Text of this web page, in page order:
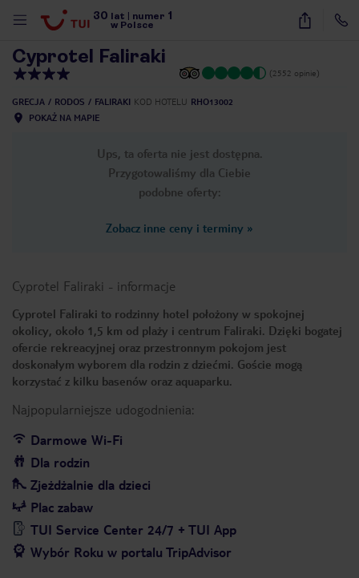
30 lat numer 1
w Polsce
50
Cyprotel Faliraki
(2552 opinie)
GRECJA RODOS FALIRAKI KOD HOTELU RHO13002
POKAŻ NA MAPIE
Ups, ta oferta nie jest dostępna.
Przygotowaliśmy dla Ciebie
podobne oferty:
Zobacz inne ceny i terminy »
Cyprotel Faliraki - informacje
Cyprotel Faliraki to rodzinny hotel położony w spokojnej
okolicy, około 1,5 km od plaży i centrum Faliraki. Dzięki bogatej
ofercie rekreacyjnej oraz przestronnym pokojom jest
doskonałym wyborem dla rodzin z dziećmi. Goście mogą
korzystać z kilku basenów oraz aquaparku.
Najpopularniejsze udogodnienia:
Darmowe Wi-Fi
Dla rodzin
Zjeżdżalnie dla dzieci
Plac zabaw
TUI Service Center 24/7 + TUI App
Wybór Roku w portalu TripAdvisor